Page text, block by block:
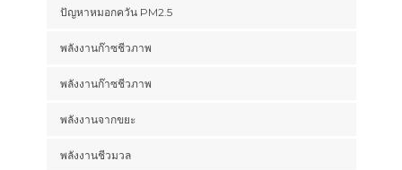
ปัญหาหมอกควัน PM2.5
พลังงานก๊าซชีวภาพ
พลังงานก๊าซชีวภาพ
พลังงานจากขยะ
พลังงานชีวมวล